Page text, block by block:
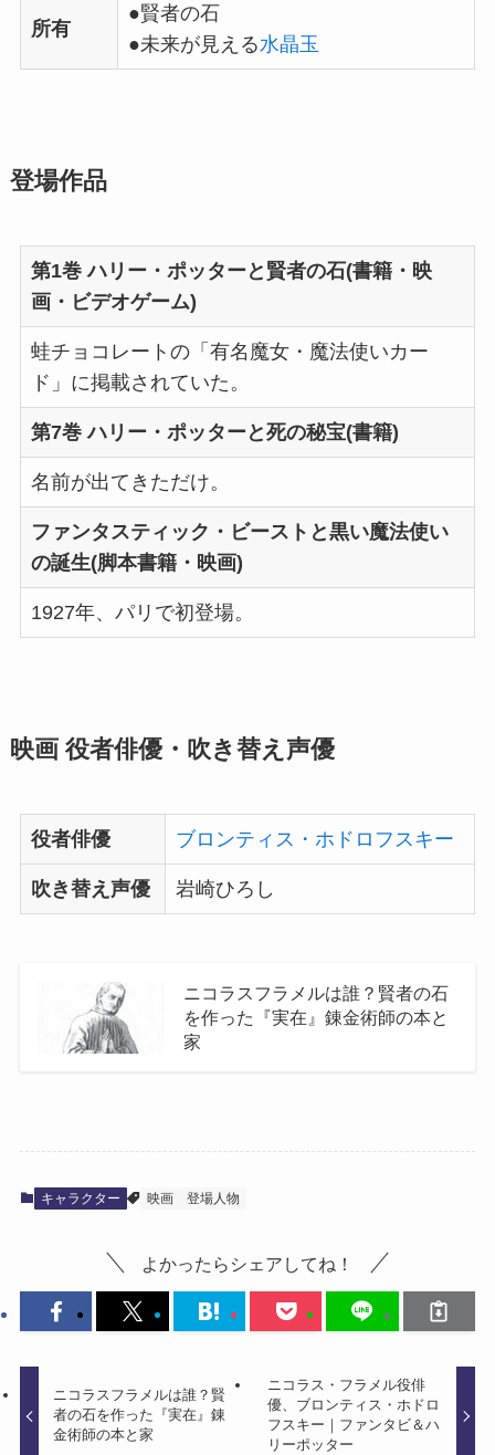
所有
●賢者の石
●未来が見える水晶玉
登場作品
第1巻 ハリー・ポッターと賢者の石(書籍・映
画・ビデオゲーム)
蛙チョコレートの「有名魔女・魔法使いカー
ド」に掲載されていた。
第7巻 ハリー・ポッターと死の秘宝(書籍)
名前が出てきただけ。
ファンタスティック・ビーストと黒い魔法使い
の誕生(脚本書籍・映画)
1927年、パリで初登場。
映画 役者俳優・吹き替え声優
役者俳優 ブロンティス・ホドロフスキー
吹き替え声優 岩崎ひろし
ニコラスフラメルは誰？賢者の石
を作った『実在』錬金術師の本と
家
キャラクター 映画 登場人物
よかったらシェアしてね！
ニコラスフラメルは誰？賢
者の石を作った『実在』錬
金術師の本と家
ニコラス・フラメル役俳
優、ブロンティス・ホドロ
フスキー｜ファンタビ＆ハ
リーポッター